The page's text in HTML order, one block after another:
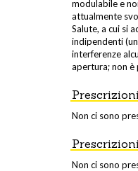
modulabile e
attualmente
Salute, a cui si
indipendenti
interferenze
apertura; non è
Non ci sono
Non ci sono